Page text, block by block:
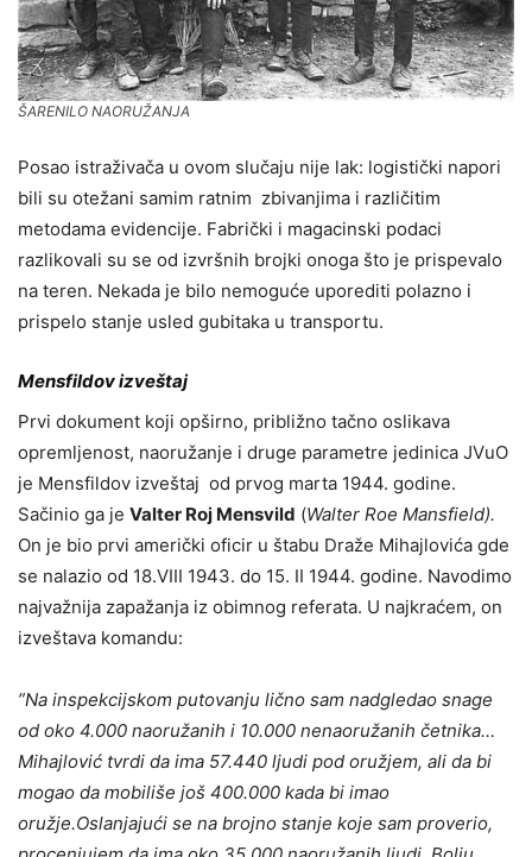
ŠARENILO NAORUŽANJA
Posao istraživača u ovom slučaju nije lak: logistički napori
bili su otežani samim ratnim zbivanjima i različitim
metodama evidencije. Fabrički i magacinski podaci
razlikovali su se od izvršnih brojki onoga što je prispevalo
na teren. Nekada je bilo nemoguće uporediti polazno i
prispelo stanje usled gubitaka u transportu.
Mensfildov izveštaj
Prvi dokument koji opširno, približno tačno oslikava
opremljenost, naoružanje i druge parametre jedinica JVuO
je Mensfildov izveštaj od prvog marta 1944. godine.
Sačinio ga je Valter Roj Mensvild (Walter Roe Mansfield).
On je bio prvi američki oficir u štabu Draže Mihajlovića gde
se nalazio od 18.VIII 1943. do 15. II 1944. godine. Navodimo
najvažnija zapažanja iz obimnog referata. U najkraćem, on
izveštava komandu:
”Na inspekcijskom putovanju lično sam nadgledao snage
od oko 4.000 naoružanih i 10.000 nenaoružanih četnika…
Mihajlović tvrdi da ima 57.440 ljudi pod oružjem, ali da bi
mogao da mobiliše još 400.000 kada bi imao
oružje.Oslanjajući se na brojno stanje koje sam proverio,